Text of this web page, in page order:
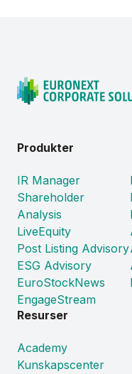
Produkter
IR Manager
Shareholder
Analysis
LiveEquity
Post Listing Advisory
ESG Advisory
EuroStockNews
EngageStream
Resurser
Academy
Kunskapscenter